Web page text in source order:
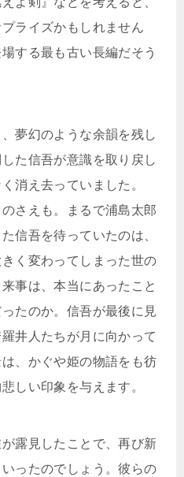
ライズかもしれません
する最も古い長編だそう
夢幻のような余韻を残し
た信吾が意識を取り戻し
消え去っていました。
さえも。まるで浦島太郎
信吾を待っていたのは、
く変わってしまった世の
事は、本当にあったこと
たのか。信吾が最後に見
井人たちが月に向かって
、かぐや姫の物語をも彷
しい印象を与えます。
露見したことで、再び新
ったのでしょう。彼らの